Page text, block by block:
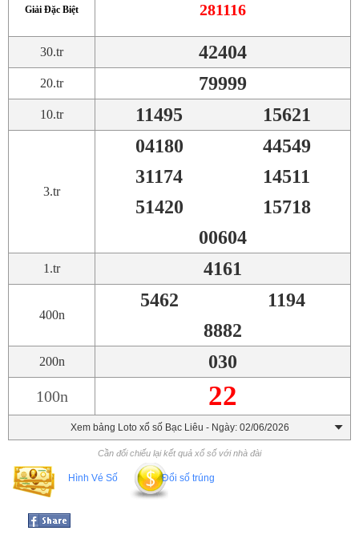
Giải Đặc Biệt 281116
30.tr 42404
20.tr 79999
10.tr 11495 15621
3.tr
04180
44549
31174
14511
51420
15718
00604
1.tr 4161
400n
5462
1194
8882
200n 030
100n 22
Xem bảng Loto xổ số Bạc Liêu - Ngày: 02/06/2026
Cần đối chiếu lại kết quả xổ số với nhà đài
Hình Vé Số Đổi số trúng